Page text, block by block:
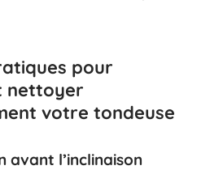
pour
nettoyer
votre tondeuse
avant l’inclinaison